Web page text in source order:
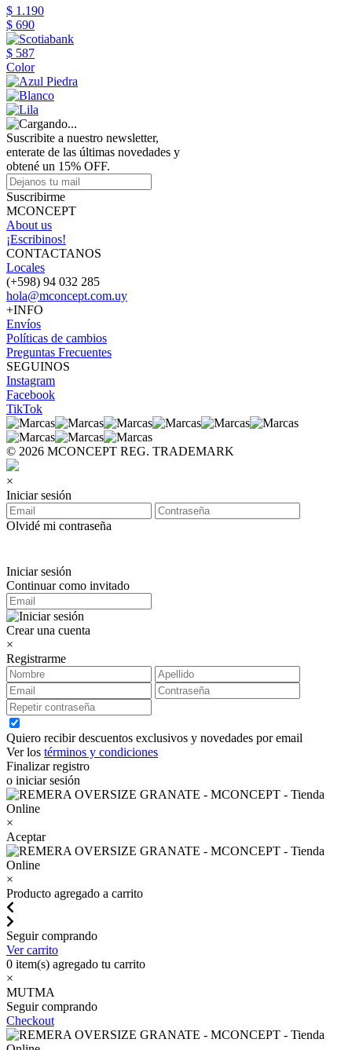
$ 1.190
$ 690
$ 587
Color
Suscribite a nuestro newsletter,
enterate de las últimas novedades y
obtené un 15% OFF.
Suscribirme
MCONCEPT
About us
¡Escribinos!
CONTACTANOS
Locales
(+598) 94 032 285
hola@mconcept.com.uy
+INFO
Envíos
Políticas de cambios
Preguntas Frecuentes
SEGUINOS
Instagram
Facebook
TikTok
© 2026 MCONCEPT REG. TRADEMARK
×
Iniciar sesión
Olvidé mi contraseña
Iniciar sesión
Continuar como invitado
Crear una cuenta
×
Registrarme
Quiero recibir descuentos exclusivos y novedades por email
Ver los términos y condiciones
Finalizar registro
o iniciar sesión
×
Aceptar
×
Producto agregado a carrito
Seguir comprando
Ver carrito
0 item(s) agregado tu carrito
×
MUTMA
Seguir comprando
Checkout